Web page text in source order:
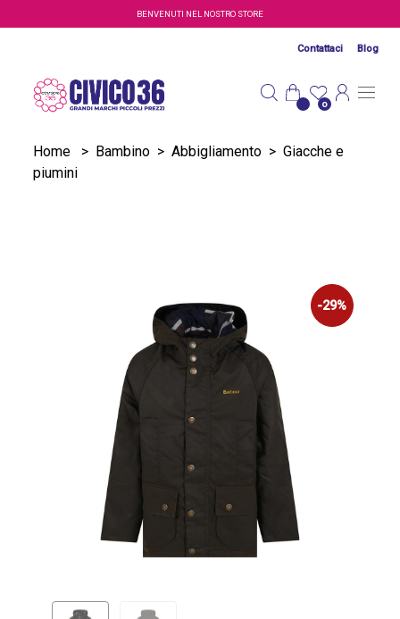
Salta al contenuto principaleBENVENUTI NEL NOSTRO STORE
Contattaci Blog
0
Home > Bambino > Abbigliamento > Giacche e
piumini
-29%